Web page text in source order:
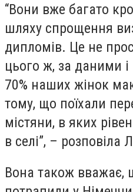
“Вони вже багато
шляху спрощення
дипломів. Це не
цього ж, за даними і
70% наших жінок
тому, що поїхали
містяни, в яких
в селі”, – розповіла
Вона також вважає,